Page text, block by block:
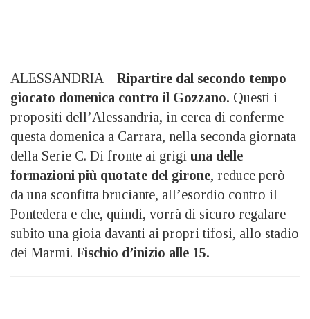
ALESSANDRIA – Ripartire dal secondo tempo
giocato domenica contro il Gozzano. Questi i
propositi dell’Alessandria, in cerca di conferme
questa domenica a Carrara, nella seconda giornata
della Serie C. Di fronte ai grigi una delle
formazioni più quotate del girone, reduce però
da una sconfitta bruciante, all’esordio contro il
Pontedera e che, quindi, vorrà di sicuro regalare
subito una gioia davanti ai propri tifosi, allo stadio
dei Marmi. Fischio d’inizio alle 15.